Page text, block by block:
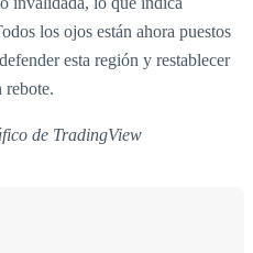
los ojos están ahora puestos
esta región y restablecer
rebote.
de TradingView